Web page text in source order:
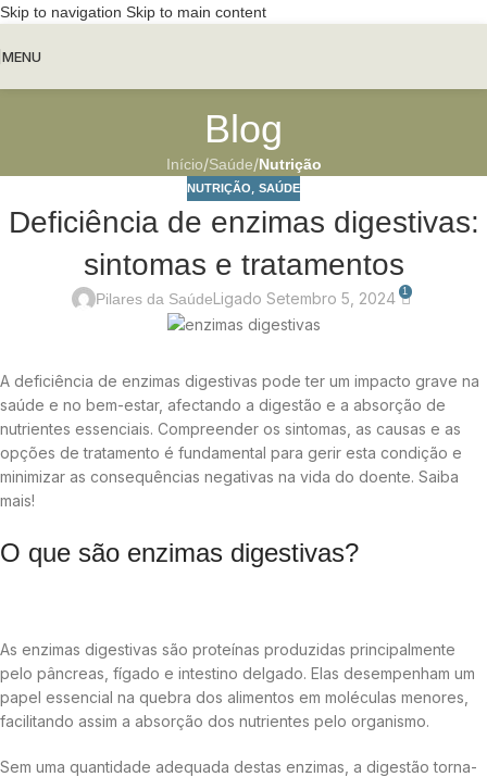
Skip to navigation Skip to main content
MENU
Blog
Início/Saúde/Nutrição
NUTRIÇÃO, SAÚDE
Deficiência de enzimas digestivas:
sintomas e tratamentos
Pilares da SaúdeLigado Setembro 5, 2024 1
A deficiência de enzimas digestivas pode ter um impacto grave na
saúde e no bem-estar, afectando a digestão e a absorção de
nutrientes essenciais. Compreender os sintomas, as causas e as
opções de tratamento é fundamental para gerir esta condição e
minimizar as consequências negativas na vida do doente. Saiba
mais!
O que são enzimas digestivas?
As enzimas digestivas são proteínas produzidas principalmente
pelo pâncreas, fígado e intestino delgado. Elas desempenham um
papel essencial na quebra dos alimentos em moléculas menores,
facilitando assim a absorção dos nutrientes pelo organismo.
Sem uma quantidade adequada destas enzimas, a digestão torna-